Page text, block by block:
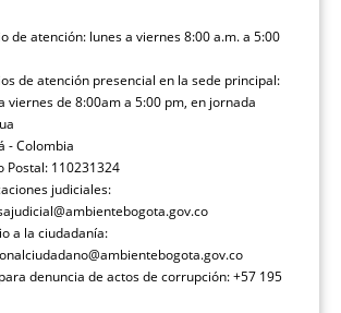
de atención: lunes a viernes 8:00 a.m. a 5:00
de atención presencial en la sede principal:
viernes de 8:00am a 5:00 pm, en jornada
- Colombia
Postal: 110231324
judiciales:
a la ciudadanía:
denuncia de actos de corrupción: +57 195